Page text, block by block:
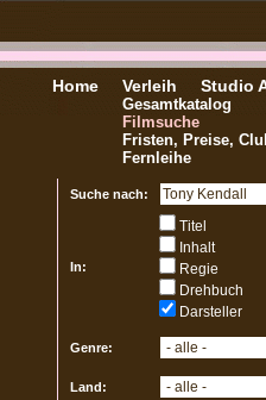
Home Verleih
Gesamtkatalog
Filmsuche
Fristen, Preise,
Fernleihe
Studio
Suche nach:
In:
Titel
Inhalt
Regie
Drehbuch
Darsteller
Genre:
Land: